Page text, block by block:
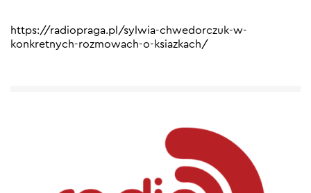
https://radiopraga.pl/sylwia-chwedorczuk-w-
konkretnych-rozmowach-o-ksiazkach/